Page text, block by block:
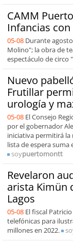
CAMM
Infancias
05-08 Durante
Molino"; la obra de
espectáculo de circo
Nuevo
Frutillar
urología y
05-08 El Consejo
por el gobernador
iniciativa permitirá
lista de espera suma
soypuertomontt
Revelaron
arista Kimün
Lagos
05-08 El fiscal
telefónicas para
millones en 2022.